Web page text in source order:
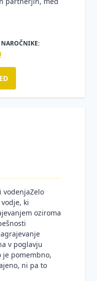
ki
oziroma
v poglavju
je pomembno,
ni pa to